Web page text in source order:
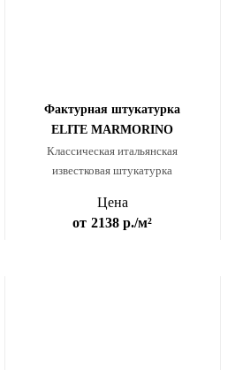
Фактурная штукатурка
ELITE MARMORINO
Классическая итальянская
известковая штукатурка
Цена
от 2138 р./м²